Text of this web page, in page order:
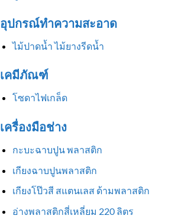
อุปกรณ์ทำความสะอาด
ไม้ปาดน้ำ ไม้ยางรีดน้ำ
เคมีภัณฑ์
โซดาไฟเกล็ด
เครื่องมือช่าง
กะบะฉาบปูน พลาสติก
เกียงฉาบปูนพลาสติก
เกียงโป๊วสี สแตนเลส ด้ามพลาสติก
อ่างพลาสติกสี่เหลี่ยม 220 ลิตร